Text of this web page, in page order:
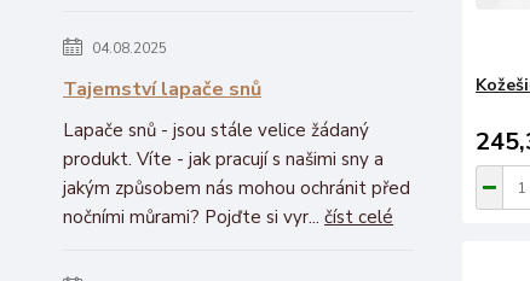
04.08.2025
Tajemství lapače snů
Lapače snů - jsou stále velice žádaný
produkt. Víte - jak pracují s našimi sny a
jakým způsobem nás mohou ochránit před
nočními můrami? Pojďte si vyr... číst celé